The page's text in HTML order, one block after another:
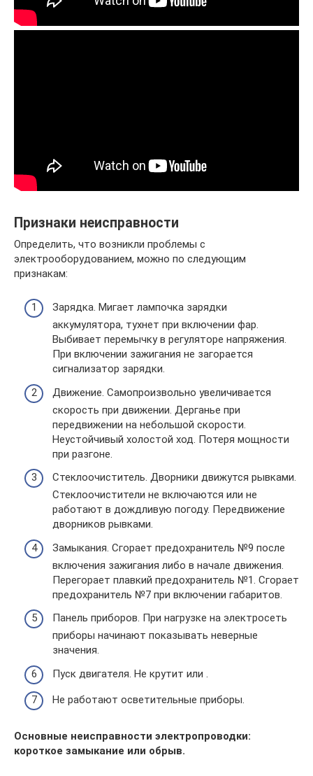
Признаки неисправности
Определить, что возникли проблемы с
электрооборудованием, можно по следующим
признакам:
Зарядка. Мигает лампочка зарядки
аккумулятора, тухнет при включении фар.
Выбивает перемычку в регуляторе напряжения.
При включении зажигания не загорается
сигнализатор зарядки.
Движение. Самопроизвольно увеличивается
скорость при движении. Дерганье при
передвижении на небольшой скорости.
Неустойчивый холостой ход. Потеря мощности
при разгоне.
Стеклоочиститель. Дворники движутся рывками.
Стеклоочистители не включаются или не
работают в дождливую погоду. Передвижение
дворников рывками.
Замыкания. Сгорает предохранитель №9 после
включения зажигания либо в начале движения.
Перегорает плавкий предохранитель №1. Сгорает
предохранитель №7 при включении габаритов.
Панель приборов. При нагрузке на электросеть
приборы начинают показывать неверные
значения.
Пуск двигателя. Не крутит или .
Не работают осветительные приборы.
Основные неисправности электропроводки:
короткое замыкание или обрыв.